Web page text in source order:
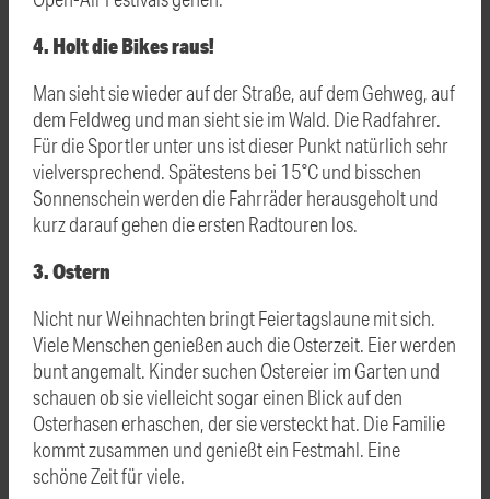
4. Holt die Bikes raus!
Man sieht sie wieder auf der Straße, auf dem Gehweg, auf
dem Feldweg und man sieht sie im Wald. Die Radfahrer.
Für die Sportler unter uns ist dieser Punkt natürlich sehr
vielversprechend. Spätestens bei 15°C und bisschen
Sonnenschein werden die Fahrräder herausgeholt und
kurz darauf gehen die ersten Radtouren los.
3. Ostern
Nicht nur Weihnachten bringt Feiertagslaune mit sich.
Viele Menschen genießen auch die Osterzeit. Eier werden
bunt angemalt. Kinder suchen Ostereier im Garten und
schauen ob sie vielleicht sogar einen Blick auf den
Osterhasen erhaschen, der sie versteckt hat. Die Familie
kommt zusammen und genießt ein Festmahl. Eine
schöne Zeit für viele.